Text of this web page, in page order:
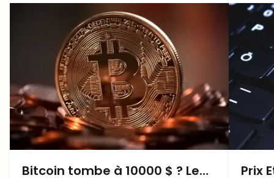
Bitcoin tombe à 10000 $ ? Le Prix